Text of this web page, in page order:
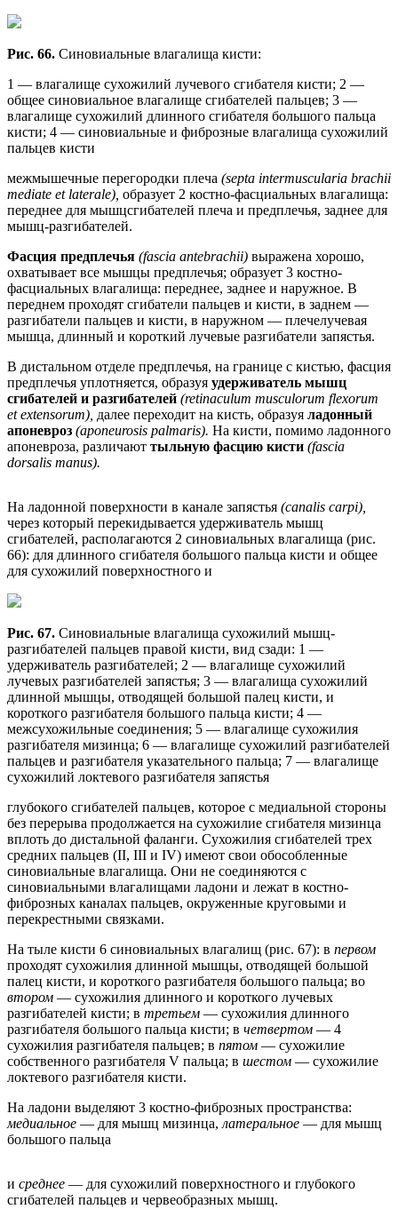
Рис. 66. Синовиальные влагалища кисти:
1 — влагалище сухожилий лучевого сгибателя кисти; 2 —
общее синовиальное влагалище сгибателей пальцев; 3 —
влагалище сухожилий длинного сгибателя большого пальца
кисти; 4 — синовиальные и фиброзные влагалища сухожилий
пальцев кисти
межмышечные перегородки плеча (septa intermuscularia brachii
mediate et laterale), образует 2 костно-фасциальных влагалища:
переднее для мышцсгибателей плеча и предплечья, заднее для
мышц-разгибателей.
Фасция предплечья (fascia antebrachii) выражена хорошо,
охватывает все мышцы предплечья; образует 3 костно-
фасциальных влагалища: переднее, заднее и наружное. В
переднем проходят сгибатели пальцев и кисти, в заднем —
разгибатели пальцев и кисти, в наружном — плечелучевая
мышца, длинный и короткий лучевые разгибатели запястья.
В дистальном отделе предплечья, на границе с кистью, фасция
предплечья уплотняется, образуя удерживатель мышц
сгибателей и разгибателей (retinaculum musculorum flexorum
et extensorum), далее переходит на кисть, образуя ладонный
апоневроз (aponeurosis palmaris). На кисти, помимо ладонного
апоневроза, различают тыльную фасцию кисти (fascia
dorsalis manus).
На ладонной поверхности в канале запястья (canalis carpi),
через который перекидывается удерживатель мышц
сгибателей, располагаются 2 синовиальных влагалища (рис.
66): для длинного сгибателя большого пальца кисти и общее
для сухожилий поверхностного и
Рис. 67. Синовиальные влагалища сухожилий мышц-
разгибателей пальцев правой кисти, вид сзади: 1 —
удерживатель разгибателей; 2 — влагалище сухожилий
лучевых разгибателей запястья; 3 — влагалища сухожилий
длинной мышцы, отводящей большой палец кисти, и
короткого разгибателя большого пальца кисти; 4 —
межсухожильные соединения; 5 — влагалище сухожилия
разгибателя мизинца; 6 — влагалище сухожилий разгибателей
пальцев и разгибателя указательного пальца; 7 — влагалище
сухожилий локтевого разгибателя запястья
глубокого сгибателей пальцев, которое с медиальной стороны
без перерыва продолжается на сухожилие сгибателя мизинца
вплоть до дистальной фаланги. Сухожилия сгибателей трех
средних пальцев (II, III и IV) имеют свои обособленные
синовиальные влагалища. Они не соединяются с
синовиальными влагалищами ладони и лежат в костно-
фиброзных каналах пальцев, окруженные круговыми и
перекрестными связками.
На тыле кисти 6 синовиальных влагалищ (рис. 67): в первом
проходят сухожилия длинной мышцы, отводящей большой
палец кисти, и короткого разгибателя большого пальца; во
втором — сухожилия длинного и короткого лучевых
разгибателей кисти; в третьем — сухожилия длинного
разгибателя большого пальца кисти; в четвертом — 4
сухожилия разгибателя пальцев; в пятом — сухожилие
собственного разгибателя V пальца; в шестом — сухожилие
локтевого разгибателя кисти.
На ладони выделяют 3 костно-фиброзных пространства:
медиальное — для мышц мизинца, латеральное — для мышц
большого пальца
и среднее — для сухожилий поверхностного и глубокого
сгибателей пальцев и червеобразных мышц.